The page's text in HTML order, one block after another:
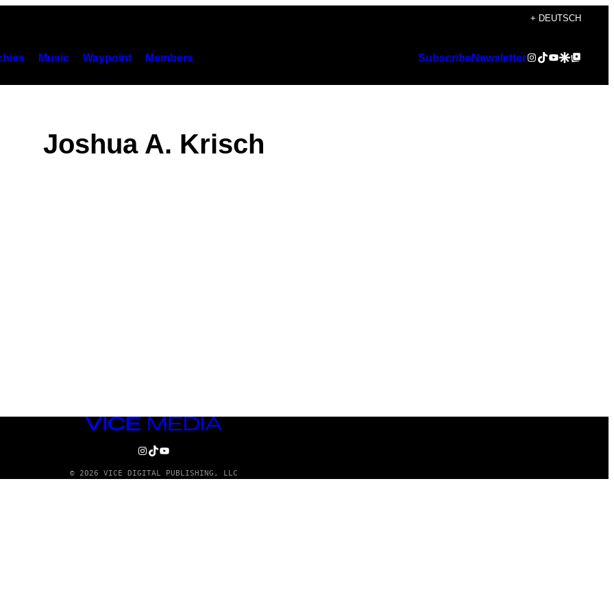
+ DEUTSCH
Music Waypoint Members SubscribeNewsletterInstagram
TikTok
YouTube
Google Discover
Google Top Posts
Joshua A. Krisch
VICE
INSTAGRAM
TIKTOK
YOUTUBE
© 2026 VICE DIGITAL PUBLISHING, LLC